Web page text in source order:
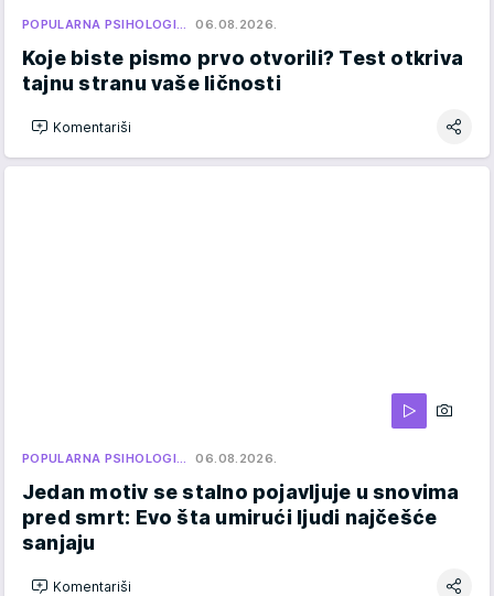
POPULARNA PSIHOLOGI… 06.08.2026.
Koje biste pismo prvo otvorili? Test otkriva
tajnu stranu vaše ličnosti
Komentariši
POPULARNA PSIHOLOGI… 06.08.2026.
Jedan motiv se stalno pojavljuje u snovima
pred smrt: Evo šta umirući ljudi najčešće
sanjaju
Komentariši